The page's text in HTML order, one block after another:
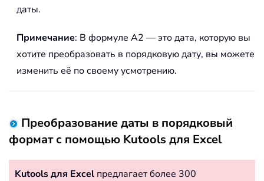
даты.
Примечание: В формуле A2 — это дата, которую вы
хотите преобразовать в порядковую дату, вы можете
изменить её по своему усмотрению.
Преобразование даты в порядковый
формат с помощью Kutools для Excel
Kutools для Excel предлагает более 300